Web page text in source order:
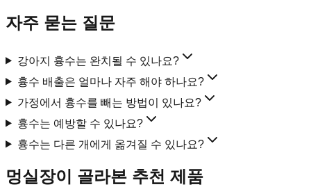
자주 묻는 질문
강아지 흉수는 완치될 수 있나요?
흉수 배출은 얼마나 자주 해야 하나요?
가정에서 흉수를 빼는 방법이 있나요?
흉수는 예방할 수 있나요?
흉수는 다른 개에게 옮겨질 수 있나요?
멍실장이 골라본 추천 제품